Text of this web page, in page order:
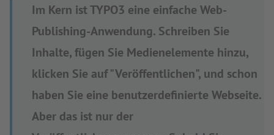
Im Kern ist TYPO3 eine einfache Web-
Publishing-Anwendung. Schreiben Sie
Inhalte, fügen Sie Medienelemente hinzu,
klicken Sie auf "Veröffentlichen", und schon
haben Sie eine benutzerdefinierte Webseite.
Aber das ist nur der